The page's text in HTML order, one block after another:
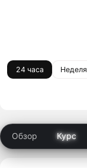
24 часа Неделя
Обзор Курс